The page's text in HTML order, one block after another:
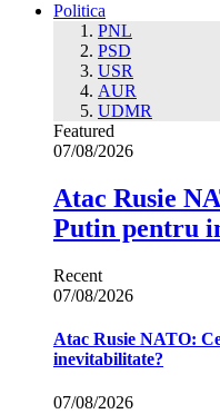
Politica
PNL
PSD
USR
AUR
UDMR
Featured
07/08/2026
Atac Rusie
Putin pentru
Recent
07/08/2026
Atac Rusie NATO:
inevitabilitate?
07/08/2026